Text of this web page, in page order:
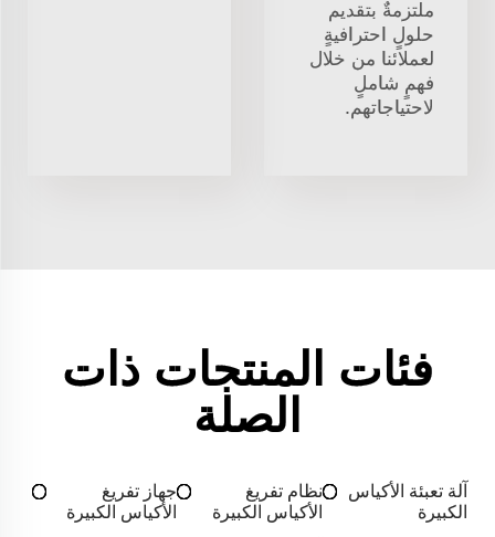
ملتزمةٌ بتقديم
حلولٍ احترافيةٍ
لعملائنا من خلال
فهمٍ شاملٍ
لاحتياجاتهم.
فئات المنتجات ذات
الصلة
آلة تعبئة الأكياس
الكبيرة
نظام تفريغ
الأكياس الكبيرة
جهاز تفريغ
الأكياس الكبيرة